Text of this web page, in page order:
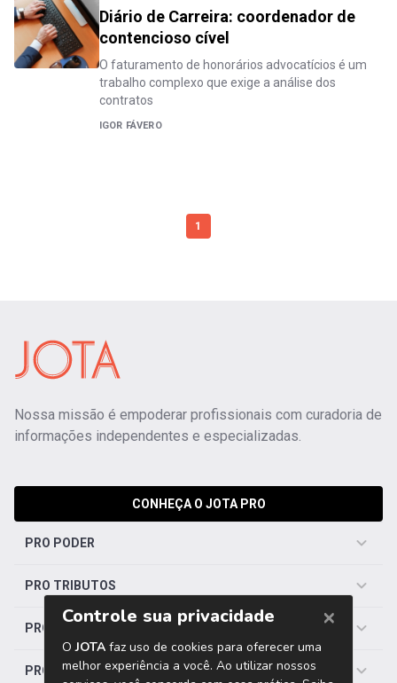
Diário de Carreira: coordenador de
contencioso cível
O faturamento de honorários advocatícios é um
trabalho complexo que exige a análise dos
contratos
IGOR FÁVERO
1
Nossa missão é empoderar profissionais com curadoria de
informações independentes e especializadas.
CONHEÇA O JOTA PRO
PRO PODER
PRO TRIBUTOS
PRO TRABALHISTA
PRO SAÚDE